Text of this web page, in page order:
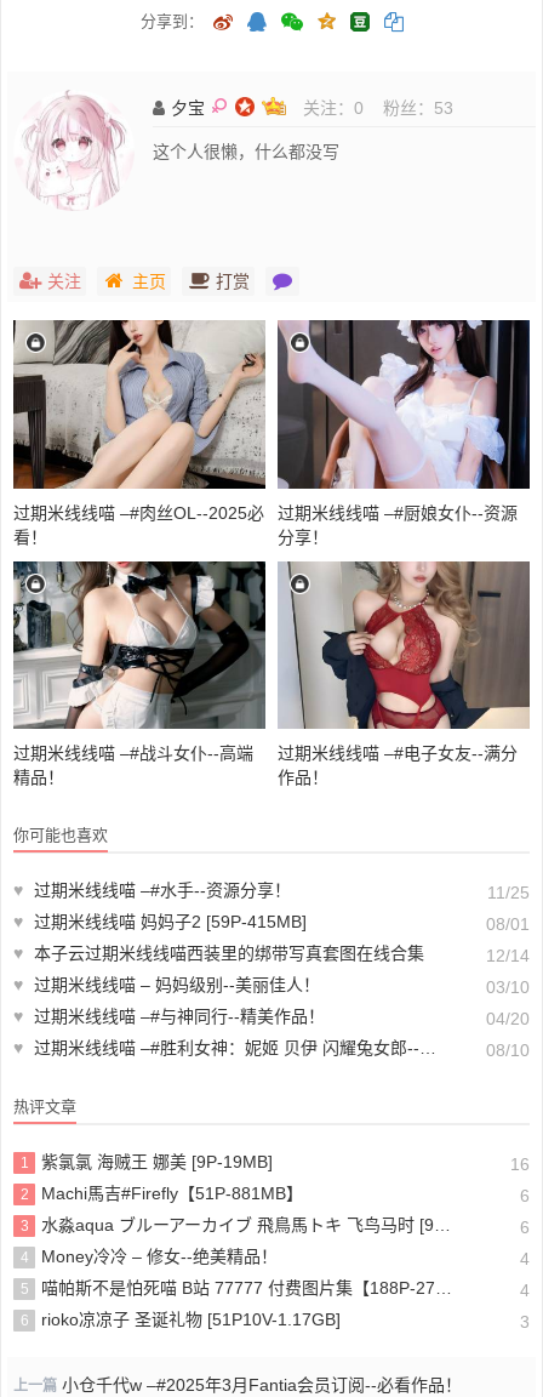
分享到：
夕宝 关注： 0 粉丝： 53
这个人很懒，什么都没写
关注 主页 打赏
过期米线线喵 –#肉丝OL--2025必
看！
过期米线线喵 –#厨娘女仆--资源
分享！
过期米线线喵 –#战斗女仆--高端
精品！
过期米线线喵 –#电子女友--满分
作品！
你可能也喜欢
♥ 过期米线线喵 –#水手--资源分享！
11/25
♥ 过期米线线喵 妈妈子2 [59P-415MB]
08/01
♥ 本子云过期米线线喵西装里的绑带写真套图在线合集
12/14
♥ 过期米线线喵 – 妈妈级别--美丽佳人！
03/10
♥ 过期米线线喵 –#与神同行--精美作品！
04/20
♥ 过期米线线喵 –#胜利女神：妮姬 贝伊 闪耀兔女郎--爆料分享！ 08/10
热评文章
1 紫氯氯 海贼王 娜美 [9P-19MB] 16
2 Machi馬吉#Firefly【51P-881MB】 6
3 水淼aqua ブルーアーカイブ 飛鳥馬トキ 飞鸟马时 [91P-96MB] 6
4 Money冷冷 – 修女--绝美精品！ 4
5 喵帕斯不是怕死喵 B站 77777 付费图片集【188P-275MB】 4
6 rioko凉凉子 圣诞礼物 [51P10V-1.17GB] 3
上一篇 小仓千代w –#2025年3月Fantia会员订阅--必看作品！